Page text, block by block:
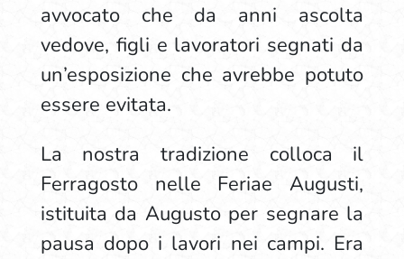
avvocato che da anni ascolta
vedove, figli e lavoratori segnati da
un’esposizione che avrebbe potuto
essere evitata.
La nostra tradizione colloca il
Ferragosto nelle Feriae Augusti,
istituita da Augusto per segnare la
pausa dopo i lavori nei campi. Era